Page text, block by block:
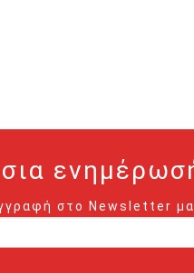
στο Newsletter